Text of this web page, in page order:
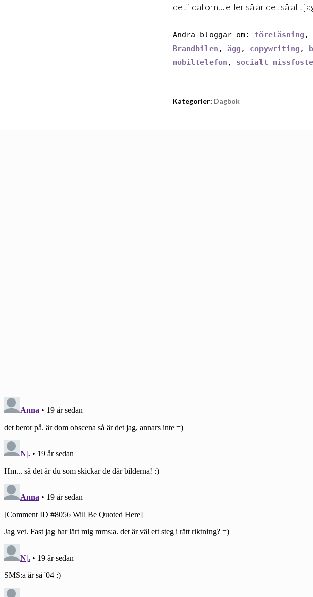
det i datorn… eller så är det så att
Andra bloggar om: föreläsning ,
Brandbilen , ägg , copywriting ,
mobiltelefon , socialt
Kategorier: Dagbok